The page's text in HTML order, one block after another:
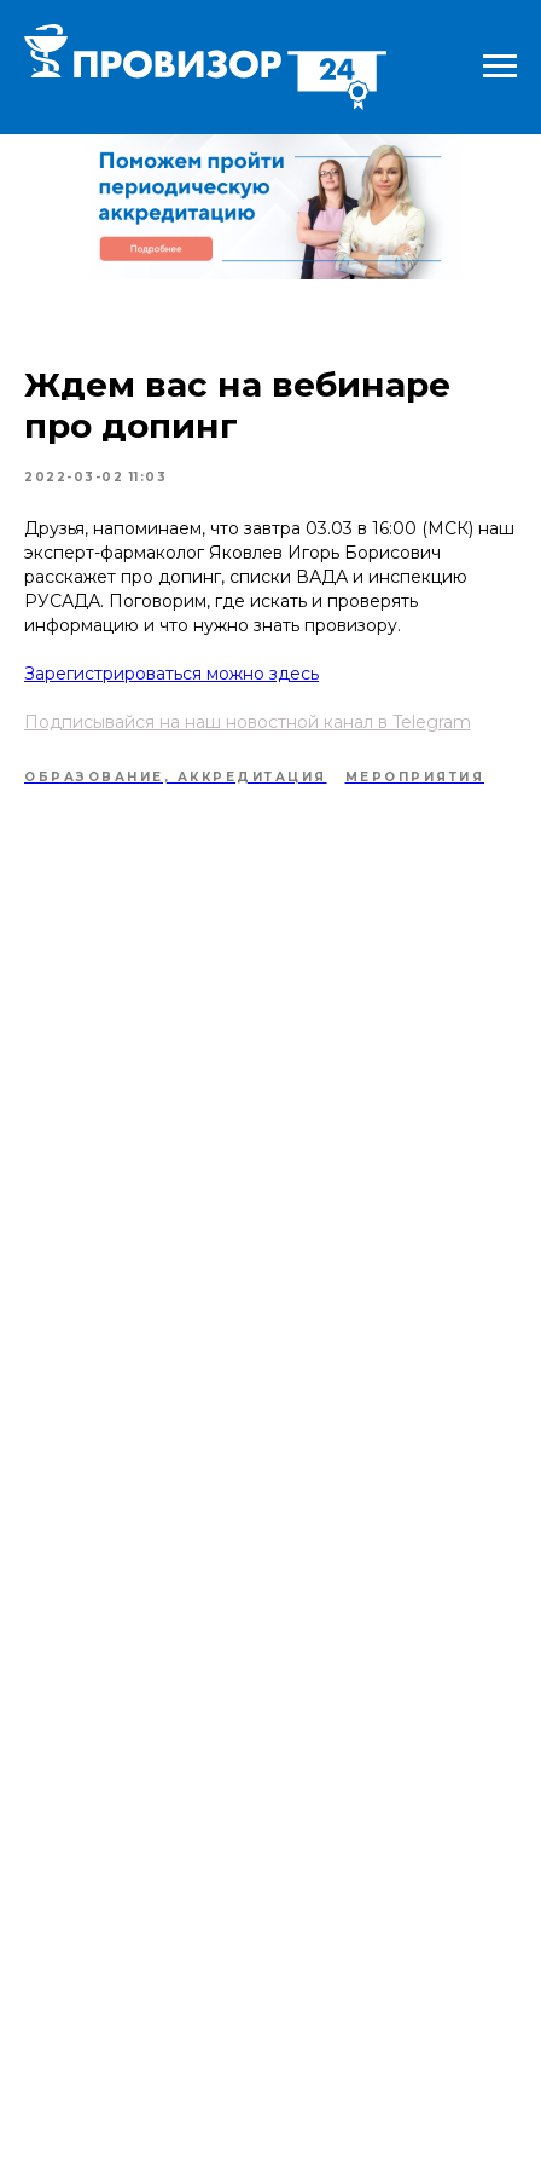
Ждем вас на вебинаре
про допинг
2022-03-02 11:03
Друзья, напоминаем, что завтра 03.03 в 16:00 (МСК) наш
эксперт-фармаколог Яковлев Игорь Борисович
расскажет про допинг, списки ВАДА и инспекцию
РУСАДА. Поговорим, где искать и проверять
информацию и что нужно знать провизору.
Зарегистрироваться можно здесь
Подписывайся на наш новостной канал в Telegram
ОБРАЗОВАНИЕ, АККРЕДИТАЦИЯ МЕРОПРИЯТИЯ